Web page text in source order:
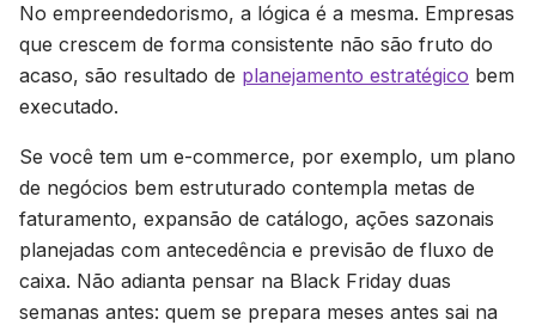
No empreendedorismo, a lógica é a mesma. Empresas
que crescem de forma consistente não são fruto do
acaso, são resultado de planejamento estratégico bem
executado.
Se você tem um e-commerce, por exemplo, um plano
de negócios bem estruturado contempla metas de
faturamento, expansão de catálogo, ações sazonais
planejadas com antecedência e previsão de fluxo de
caixa. Não adianta pensar na Black Friday duas
semanas antes: quem se prepara meses antes sai na